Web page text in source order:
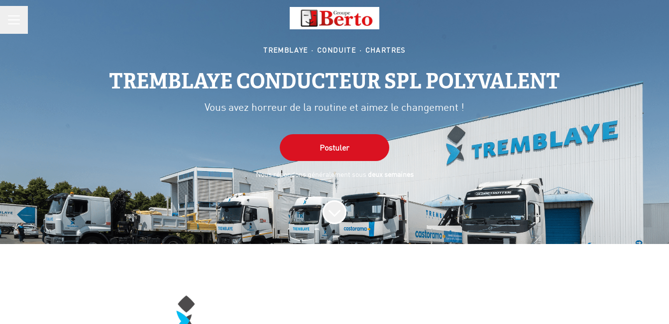
TREMBLAYE · CONDUITE · CHARTRES
TREMBLAYE CONDUCTEUR SPL POLYVALENT
Vous avez horreur de la routine et aimez le changement !
Postuler
Nous répondons généralement sous deux semaines